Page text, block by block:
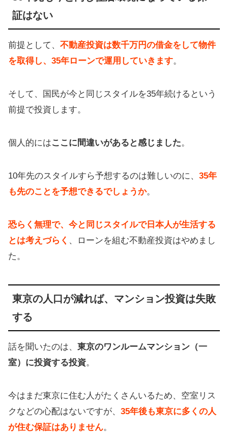
証はない
前提として、 不動産投資は数千万円の借金をして物件
を取得し、35年ローンで運用していきます。
そして、国民が今と同じスタイルを35年続けるという
前提で投資します。
個人的にはここに間違いがあると感じました。
10年先のスタイルすら予想するのは難しいのに、 35年
も先のことを予想できるでしょうか。
恐らく無理で、今と同じスタイルで日本人が生活する
とは考えづらく 、ローンを組む不動産投資はやめまし
た。
東京の人口が減れば、マンション投資は失敗
する
話を聞いたのは、 東京のワンルームマンション（一
室）に投資する投資。
今はまだ東京に住む人がたくさんいるため、空室リス
クなどの心配はないですが、 35年後も東京に多くの人
が住む保証はありません。